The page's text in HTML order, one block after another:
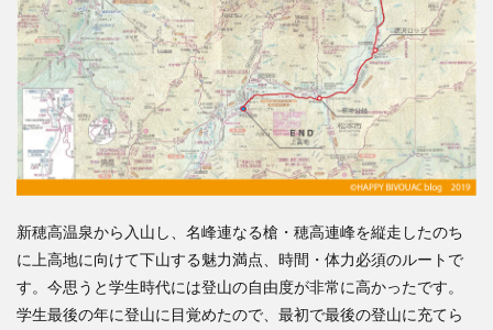
高温
泉〜
槍平
小屋
0.2.0.1
新穂高温
泉〜穂高
平小屋
1
2
4
新穂高温泉から入山し、名峰連なる槍・穂高連峰を縦走したのち
に上高地に向けて下山する魅力満点、時間・体力必須のルートで
す。今思うと学生時代には登山の自由度が非常に高かったです。
学生最後の年に登山に目覚めたので、最初で最後の登山に充てら